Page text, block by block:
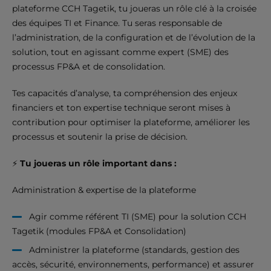
plateforme CCH Tagetik, tu joueras un rôle clé à la croisée
des équipes TI et Finance. Tu seras responsable de
l’administration, de la configuration et de l’évolution de la
solution, tout en agissant comme expert (SME) des
processus FP&A et de consolidation.
Tes capacités d’analyse, ta compréhension des enjeux
financiers et ton expertise technique seront mises à
contribution pour optimiser la plateforme, améliorer les
processus et soutenir la prise de décision.
⚡ Tu joueras un rôle important dans :
Administration & expertise de la plateforme
Agir comme référent TI (SME) pour la solution CCH
Tagetik (modules FP&A et Consolidation)
Administrer la plateforme (standards, gestion des
accès, sécurité, environnements, performance) et assurer